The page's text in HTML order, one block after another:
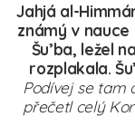
Jahjá al-
známý v
Šu’ba, ležel
rozplakala.
Podívej se tam
přečetl celý